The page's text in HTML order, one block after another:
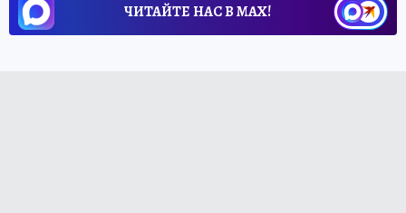
ЧИТАЙТЕ НАС В МАХ!